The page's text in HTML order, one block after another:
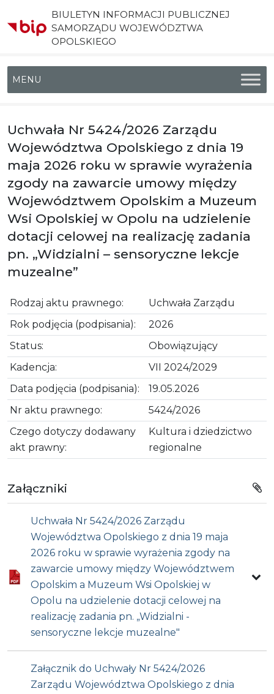
BIULETYN INFORMACJI PUBLICZNEJ
SAMORZĄDU WOJEWÓDZTWA
OPOLSKIEGO
Menu główne
Uchwała Nr 5424/2026 Zarządu
Województwa Opolskiego z dnia 19
maja 2026 roku w sprawie wyrażenia
zgody na zawarcie umowy między
Województwem Opolskim a Muzeum
Wsi Opolskiej w Opolu na udzielenie
dotacji celowej na realizację zadania
pn. „Widzialni – sensoryczne lekcje
muzealne”
Rodzaj aktu prawnego:
Uchwała Zarządu
Rok podjęcia (podpisania):
2026
Status:
Obowiązujący
Kadencja:
VII 2024/2029
Data podjęcia (podpisania):
19.05.2026
Nr aktu prawnego:
5424/2026
Czego dotyczy dodawany
akt prawny:
Kultura i dziedzictwo
regionalne
Załączniki
Uchwała Nr 5424/2026 Zarządu
Województwa Opolskiego z dnia 19 maja
2026 roku w sprawie wyrażenia zgody na
zawarcie umowy między Województwem
Opolskim a Muzeum Wsi Opolskiej w
Opolu na udzielenie dotacji celowej na
realizację zadania pn. „Widzialni -
sensoryczne lekcje muzealne"
Załącznik do Uchwały Nr 5424/2026
Zarządu Województwa Opolskiego z dnia